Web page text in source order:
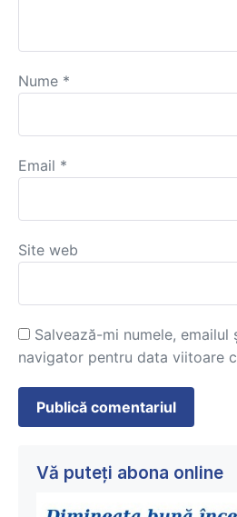
Nume *
Email *
Site web
Salvează-mi numele,
navigator pentru data viitoare
Vă puteți abona online